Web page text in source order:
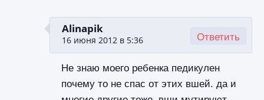
Alinapik
16 июня 2012 в 5:36
Не знаю моего ребенка педикулен
почему то не спас от этих вшей. да и
Ответить